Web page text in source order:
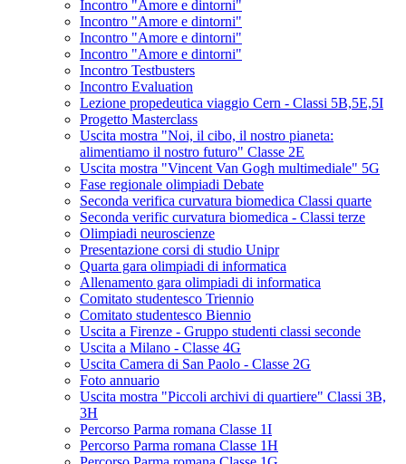
Incontro "Amore e dintorni"
Incontro "Amore e dintorni"
Incontro "Amore e dintorni"
Incontro "Amore e dintorni"
Incontro Testbusters
Incontro Evaluation
Lezione propedeutica viaggio Cern - Classi 5B,5E,5I
Progetto Masterclass
Uscita mostra "Noi, il cibo, il nostro pianeta:
alimentiamo il nostro futuro" Classe 2E
Uscita mostra "Vincent Van Gogh multimediale" 5G
Fase regionale olimpiadi Debate
Seconda verifica curvatura biomedica Classi quarte
Seconda verific curvatura biomedica - Classi terze
Olimpiadi neuroscienze
Presentazione corsi di studio Unipr
Quarta gara olimpiadi di informatica
Allenamento gara olimpiadi di informatica
Comitato studentesco Triennio
Comitato studentesco Biennio
Uscita a Firenze - Gruppo studenti classi seconde
Uscita a Milano - Classe 4G
Uscita Camera di San Paolo - Classe 2G
Foto annuario
Uscita mostra "Piccoli archivi di quartiere" Classi 3B,
3H
Percorso Parma romana Classe 1I
Percorso Parma romana Classe 1H